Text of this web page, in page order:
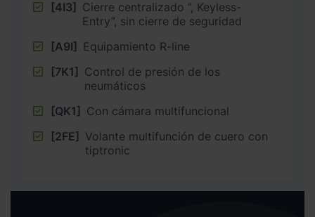
[4I3] Cierre centralizado ”, Keyless-
Entry”, sin cierre de seguridad
[A9I] Equipamiento R-line
[7K1] Control de presión de los
neumáticos
[QK1] Con cámara multifuncional
[2FE] Volante multifunción de cuero con
tiptronic